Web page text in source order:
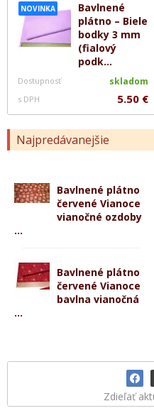
NOVINKA
Bavlnené
plátno – Biele
bodky 3 mm
(fialový
podk...
Dostupnosť skladom
s DPH 5.50 €
Najpredávanejšie
Bavlnené plátno
červené Vianoce
vianočné ozdoby
...
Bavlnené plátno
červené Vianoce
bavlna vianočná
...
Zdieľať